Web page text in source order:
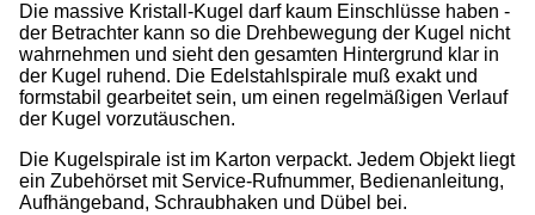
Die massive Kristall-Kugel darf kaum Einschlüsse haben -
der Betrachter kann so die Drehbewegung der Kugel nicht
wahrnehmen und sieht den gesamten Hintergrund klar in
der Kugel ruhend. Die Edelstahlspirale muß exakt und
formstabil gearbeitet sein, um einen regelmäßigen Verlauf
der Kugel vorzutäuschen.
Die Kugelspirale ist im Karton verpackt. Jedem Objekt liegt
ein Zubehörset mit Service-Rufnummer, Bedienanleitung,
Aufhängeband, Schraubhaken und Dübel bei.